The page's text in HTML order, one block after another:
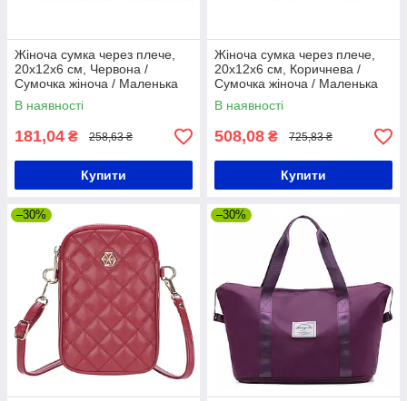
Жіноча сумка через плече,
20x12x6 см, Червона /
Сумочка жіноча / Маленька
сумка / Міні сумка
В наявності
181,04 ₴ 258,63 ₴
Купити
Жіноча сумка через плече,
20x12x6 см, Коричнева /
Сумочка жіноча / Маленька
сумка / Міні сумка
В наявності
508,08 ₴ 725,83 ₴
Купити
–30% –30%